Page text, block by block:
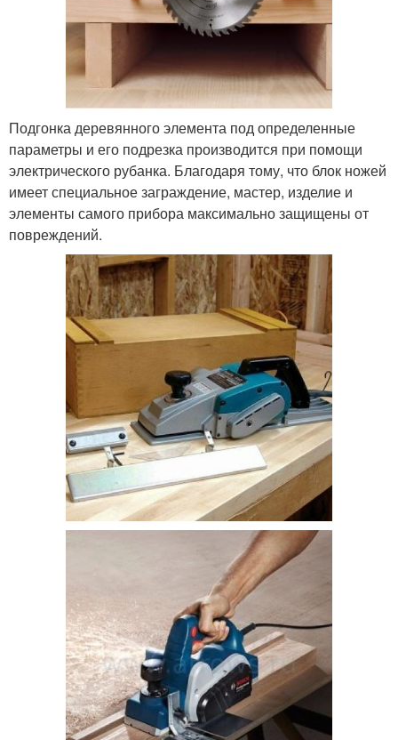
Подгонка деревянного элемента под определенные
параметры и его подрезка производится при помощи
электрического рубанка. Благодаря тому, что блок ножей
имеет специальное заграждение, мастер, изделие и
элементы самого прибора максимально защищены от
повреждений.